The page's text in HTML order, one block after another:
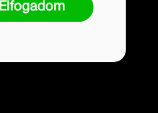
Elfogadom